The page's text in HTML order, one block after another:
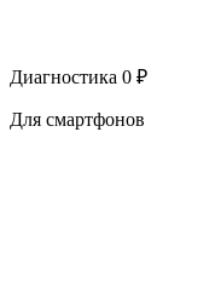
Диагностика 0 ₽
Для смартфонов